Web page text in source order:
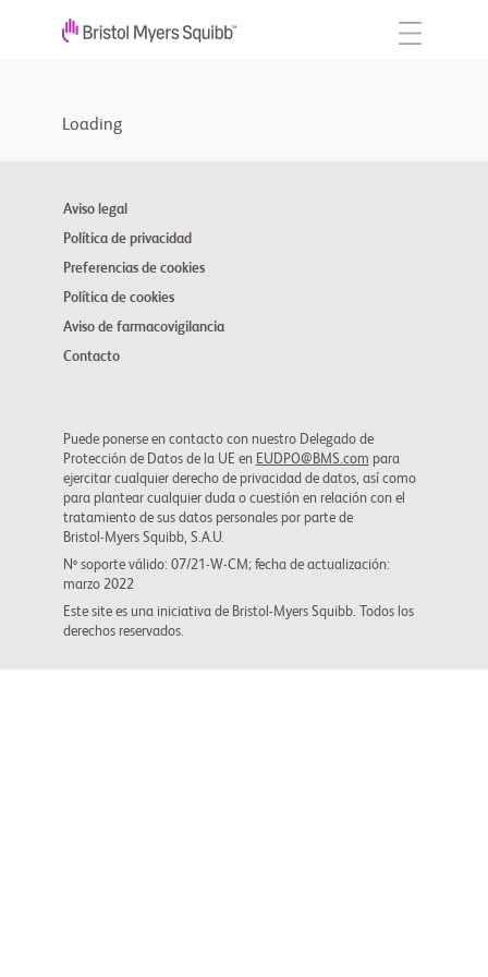
Loading
Aviso legal
Política de privacidad
Preferencias de cookies
Política de cookies
Aviso de farmacovigilancia
Contacto
Puede ponerse en contacto con nuestro Delegado de
Protección de Datos de la UE en EUDPO@BMS.com para
ejercitar cualquier derecho de privacidad de datos, así como
para plantear cualquier duda o cuestión en relación con el
tratamiento de sus datos personales por parte de
Bristol-Myers Squibb, S.A.U.
Nº soporte válido: 07/21-W-CM; fecha de actualización:
marzo 2022
Este site es una iniciativa de Bristol-Myers Squibb. Todos los
derechos reservados.